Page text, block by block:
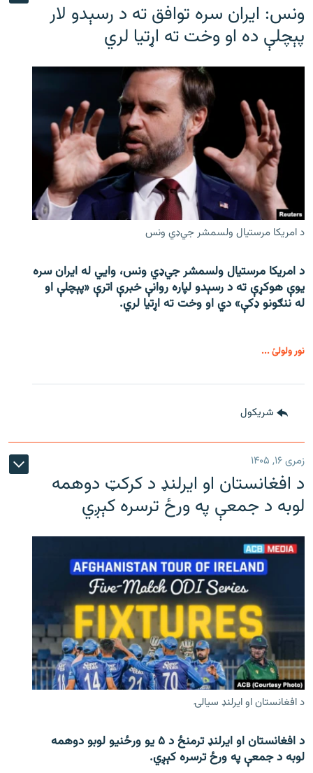
ونس: ایران سره توافق ته د رسېدو لار
پېچلې ده او وخت ته اړتیا لري
د امریکا مرستیال ولسمشر جي‌ډي ونس
د امریکا مرستیال ولسمشر جي‌ډي ونس، وايي له ایران سره
یوې هوکړې ته د رسېدو لپاره روانې خبرې اترې «پېچلې او
له ننګونو ډکې» دي او وخت ته اړتیا لري.
نور ولولئ ...
شريکول
زمری ۱۶, ۱۴۰۵
د افغانستان او ایرلنډ د کرکټ دوهمه
لوبه د جمعې په ورځ ترسره کېږي
د افغانستان او ایرلنډ سیالۍ
د افغانستان او ایرلنډ ترمنځ د ۵ یو ورځنیو لوبو دوهمه
لوبه د جمعې په ورځ ترسره کېږي.